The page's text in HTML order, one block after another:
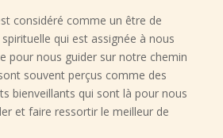
considéré comme un être de
qui est assignée à nous
pour nous guider sur notre chemin
souvent perçus comme des
bienveillants qui sont là pour nous
et faire ressortir le meilleur de